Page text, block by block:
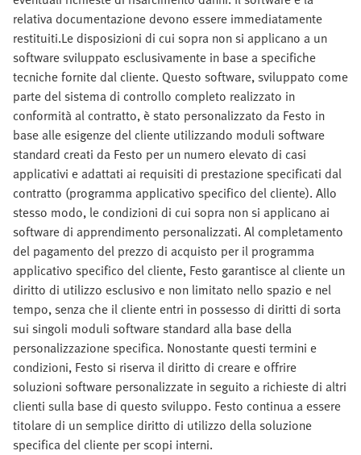
relativa documentazione devono essere immediatamente
restituiti.Le disposizioni di cui sopra non si applicano a un
software sviluppato esclusivamente in base a specifiche
tecniche fornite dal cliente. Questo software, sviluppato come
parte del sistema di controllo completo realizzato in
conformità al contratto, è stato personalizzato da Festo in
base alle esigenze del cliente utilizzando moduli software
standard creati da Festo per un numero elevato di casi
applicativi e adattati ai requisiti di prestazione specificati dal
contratto (programma applicativo specifico del cliente). Allo
stesso modo, le condizioni di cui sopra non si applicano ai
software di apprendimento personalizzati. Al completamento
del pagamento del prezzo di acquisto per il programma
applicativo specifico del cliente, Festo garantisce al cliente un
diritto di utilizzo esclusivo e non limitato nello spazio e nel
tempo, senza che il cliente entri in possesso di diritti di sorta
sui singoli moduli software standard alla base della
personalizzazione specifica. Nonostante questi termini e
condizioni, Festo si riserva il diritto di creare e offrire
soluzioni software personalizzate in seguito a richieste di altri
clienti sulla base di questo sviluppo. Festo continua a essere
titolare di un semplice diritto di utilizzo della soluzione
specifica del cliente per scopi interni.